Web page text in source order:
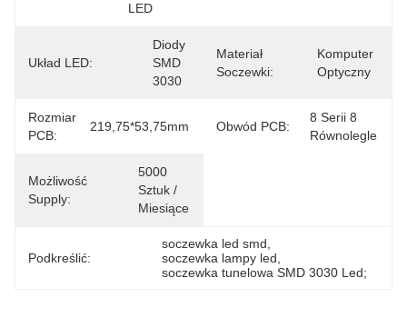
LED
Układ LED:
Diody
SMD
3030
Materiał
Soczewki:
Komputer
Optyczny
Rozmiar
PCB:
219,75*53,75mm Obwód PCB:
8 Serii 8
Równolegle
Możliwość
Supply:
5000
Sztuk /
Miesiące
Podkreślić:
soczewka led smd
soczewka lampy led
soczewka tunelowa SMD 3030 Led;